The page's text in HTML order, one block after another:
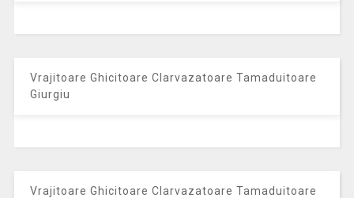
Vrajitoare Ghicitoare Clarvazatoare Tamaduitoare
Giurgiu
Vrajitoare Ghicitoare Clarvazatoare Tamaduitoare